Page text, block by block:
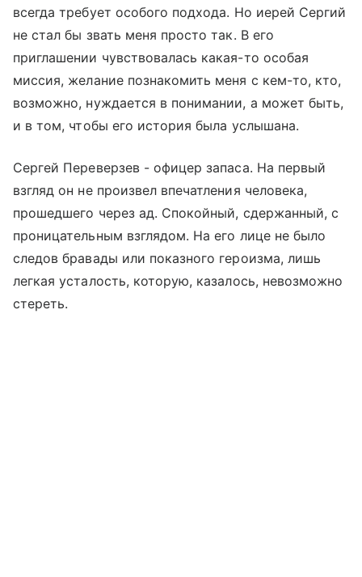
всегда требует особого подхода. Но иерей Сергий
не стал бы звать меня просто так. В его
приглашении чувствовалась какая-то особая
миссия, желание познакомить меня с кем-то, кто,
возможно, нуждается в понимании, а может быть,
и в том, чтобы его история была услышана.
Сергей Переверзев - офицер запаса. На первый
взгляд он не произвел впечатления человека,
прошедшего через ад. Спокойный, сдержанный, с
проницательным взглядом. На его лице не было
следов бравады или показного героизма, лишь
легкая усталость, которую, казалось, невозможно
стереть.